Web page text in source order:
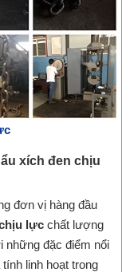
xích đen chịu
đơn vị hàng đầu
lực chất lượng
những đặc điểm nổi
linh hoạt trong